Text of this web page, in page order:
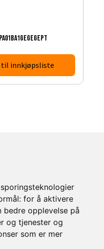
for å aktivere
bedre opplevelse på
og tjenester og
som er mer
til innkjøpsliste